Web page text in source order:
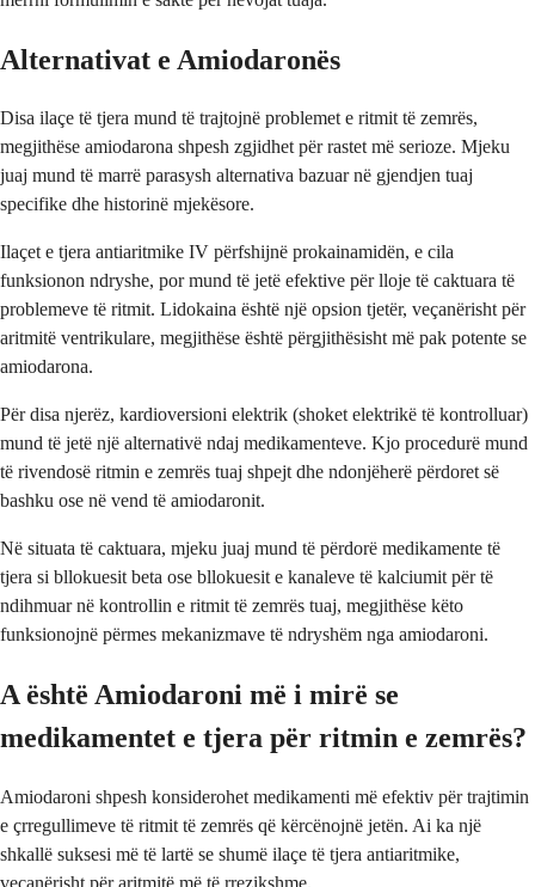
Alternativat e Amiodaronës
Disa ilaçe të tjera mund të trajtojnë problemet e ritmit të zemrës,
megjithëse amiodarona shpesh zgjidhet për rastet më serioze. Mjeku
juaj mund të marrë parasysh alternativa bazuar në gjendjen tuaj
specifike dhe historinë mjekësore.
Ilaçet e tjera antiaritmike IV përfshijnë prokainamidën, e cila
funksionon ndryshe, por mund të jetë efektive për lloje të caktuara të
problemeve të ritmit. Lidokaina është një opsion tjetër, veçanërisht për
aritmitë ventrikulare, megjithëse është përgjithësisht më pak potente se
amiodarona.
Për disa njerëz, kardioversioni elektrik (shoket elektrikë të kontrolluar)
mund të jetë një alternativë ndaj medikamenteve. Kjo procedurë mund
të rivendosë ritmin e zemrës tuaj shpejt dhe ndonjëherë përdoret së
bashku ose në vend të amiodaronit.
Në situata të caktuara, mjeku juaj mund të përdorë medikamente të
tjera si bllokuesit beta ose bllokuesit e kanaleve të kalciumit për të
ndihmuar në kontrollin e ritmit të zemrës tuaj, megjithëse këto
funksionojnë përmes mekanizmave të ndryshëm nga amiodaroni.
A është Amiodaroni më i mirë se
medikamentet e tjera për ritmin e zemrës?
Amiodaroni shpesh konsiderohet medikamenti më efektiv për trajtimin
e çrregullimeve të ritmit të zemrës që kërcënojnë jetën. Ai ka një
shkallë suksesi më të lartë se shumë ilaçe të tjera antiaritmike,